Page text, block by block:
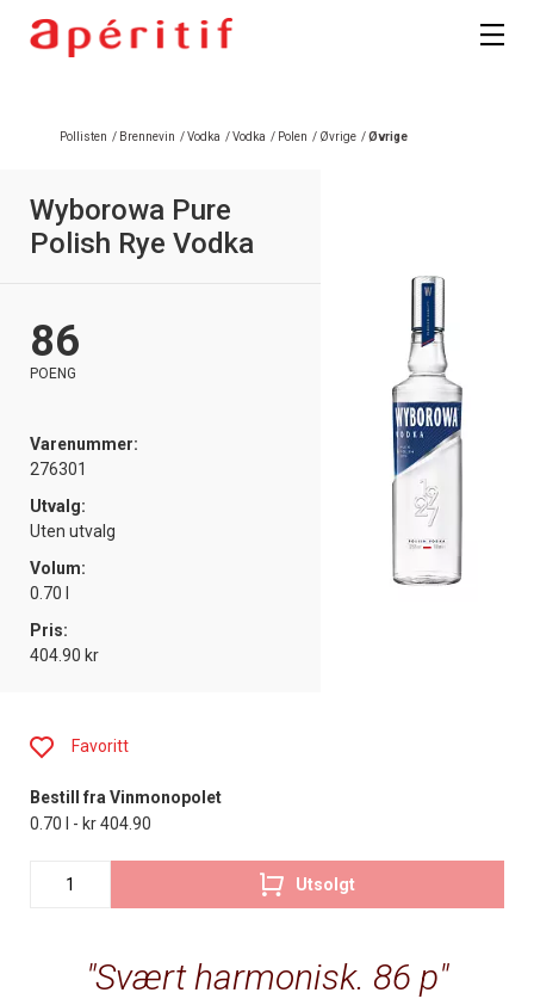
Pollisten / Brennevin /Vodka /Vodka / Polen / Øvrige /Øvrige
Wyborowa Pure
Polish Rye Vodka
86
POENG
Varenummer:
276301
Utvalg:
Uten utvalg
Volum:
0.70 l
Pris:
404.90 kr
Svært harmonisk. 86 p
Favoritt
Bestill fra Vinmonopolet
0.70 l - kr 404.90
Utsolgt